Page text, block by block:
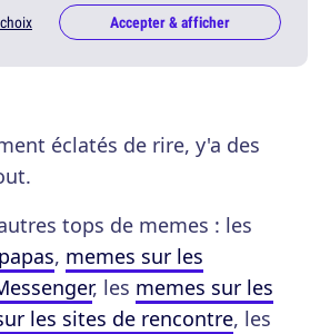
Accepter & afficher
éclatés de rire, y'a des
tops de memes : les
, memes sur les
, les memes sur les
les sites de rencontre, les